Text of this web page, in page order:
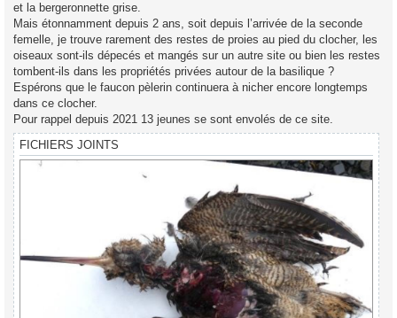
et la bergeronnette grise.
Mais étonnamment depuis 2 ans, soit depuis l’arrivée de la seconde
femelle, je trouve rarement des restes de proies au pied du clocher, les
oiseaux sont-ils dépecés et mangés sur un autre site ou bien les restes
tombent-ils dans les propriétés privées autour de la basilique ?
Espérons que le faucon pèlerin continuera à nicher encore longtemps
dans ce clocher.
Pour rappel depuis 2021 13 jeunes se sont envolés de ce site.
FICHIERS JOINTS